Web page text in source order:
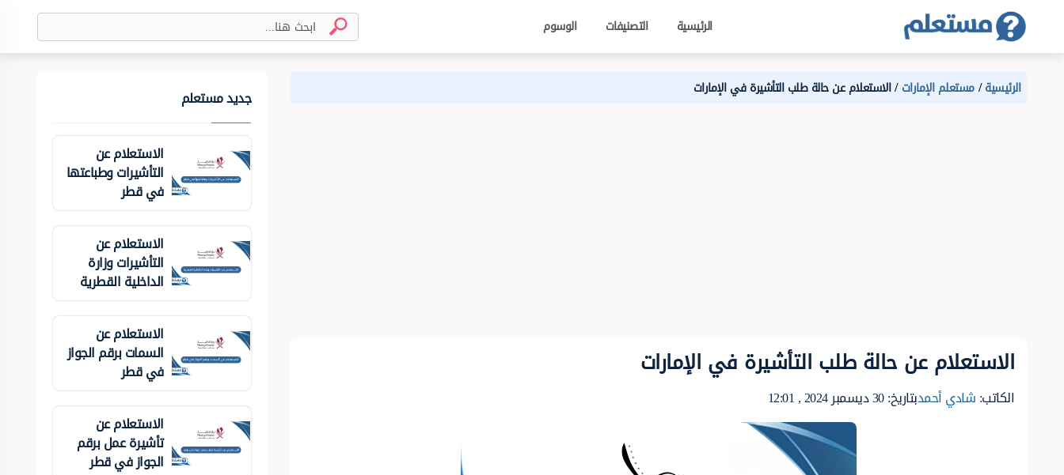
الرئيسية التصنيفات الوسوم
الرئيسية مستعلم الإمارات الاستعلام عن حالة طلب التأشيرة في الإمارات
الاستعلام عن حالة طلب التأشيرة في الإمارات
الكاتب:شادي أحمدبتاريخ: 30 ديسمبر 2024 , 12:01
جديد مستعلم
الاستعلام عن
التأشيرات وطباعتها
في قطر
الاستعلام عن
التأشيرات وزارة
الداخلية ‏القطرية
الاستعلام عن
السمات برقم الجواز
في قطر
الاستعلام عن
تأشيرة عمل برقم
الجواز في قطر